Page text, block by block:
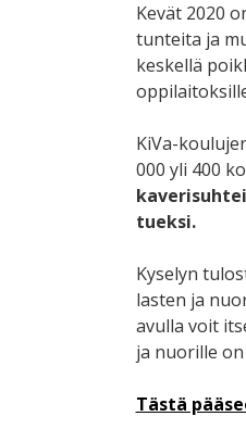
Kevät 2020
tunteita ja
keskellä
KiVa-
000 yli 400
tueksi.
Kyselyn
lasten ja
avulla voit
ja nuorille
Tästä